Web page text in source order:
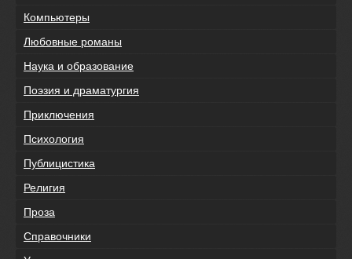
Компьютеры
Любовные романы
Наука и образование
Поэзия и драматургия
Приключения
Психология
Публицистика
Религия
Проза
Справочники